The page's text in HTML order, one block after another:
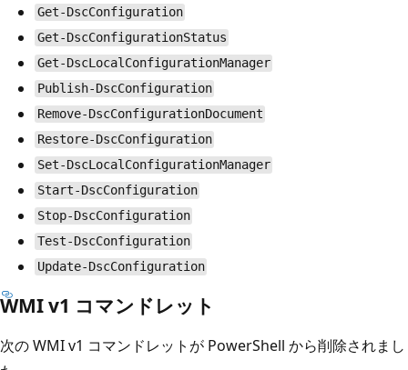
Get-DscConfiguration
Get-DscConfigurationStatus
Get-DscLocalConfigurationManager
Publish-DscConfiguration
Remove-DscConfigurationDocument
Restore-DscConfiguration
Set-DscLocalConfigurationManager
Start-DscConfiguration
Stop-DscConfiguration
Test-DscConfiguration
Update-DscConfiguration
WMI v1 コマンドレット
次の WMI v1 コマンドレットが PowerShell から削除されまし